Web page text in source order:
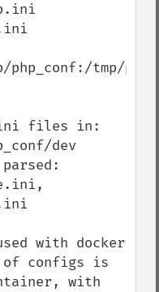
php_conf:/tmp/
files in:
dev
with docker
of configs is
with